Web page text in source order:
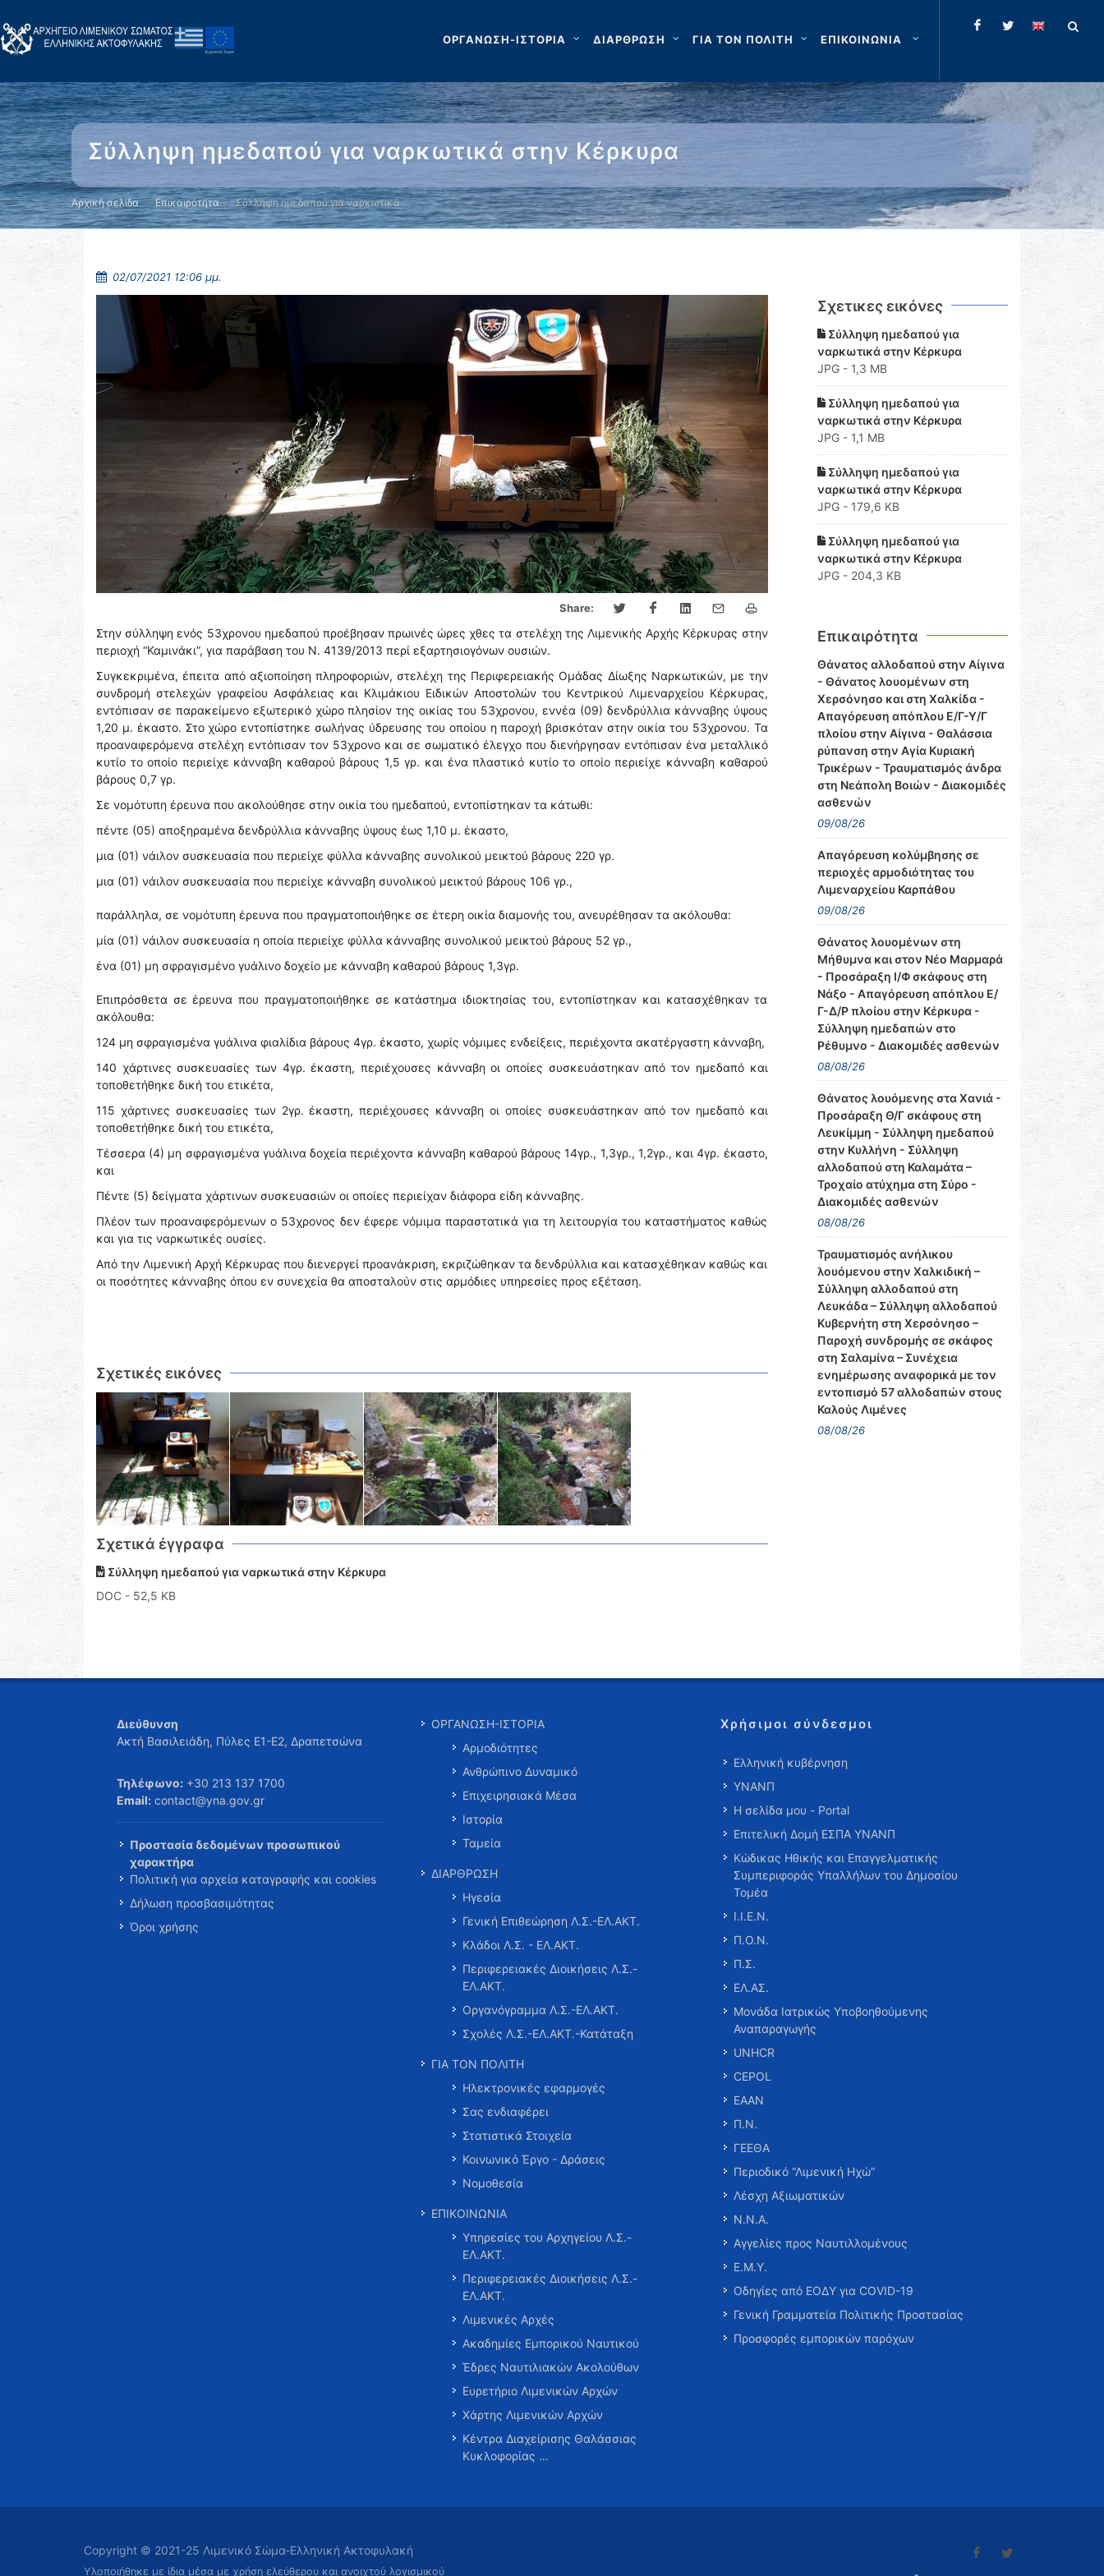
ΟΡΓΑΝΩΣΗ-ΙΣΤΟΡΙΑ ΔΙΑΡΘΡΩΣΗ ΓΙΑ ΤΟΝ ΠΟΛΙΤΗ ΕΠΙΚΟΙΝΩΝΙΑ
Σύλληψη ημεδαπού για ναρκωτικά στην Κέρκυρα
Αρχική σελίδα Επικαιρότητα Σύλληψη ημεδαπού για ναρκωτικά …
02/07/2021 12:06 μμ.
Share:
Στην σύλληψη ενός 53χρονου ημεδαπού προέβησαν πρωινές ώρες χθες τα στελέχη της Λιμενικής Αρχής Κέρκυρας στην
περιοχή “Καμινάκι”, για παράβαση του Ν. 4139/2013 περί εξαρτησιογόνων ουσιών.
Συγκεκριμένα, έπειτα από αξιοποίηση πληροφοριών, στελέχη της Περιφερειακής Ομάδας Δίωξης Ναρκωτικών, με την
συνδρομή στελεχών γραφείου Ασφάλειας και Κλιμάκιου Ειδικών Αποστολών του Κεντρικού Λιμεναρχείου Κέρκυρας,
εντόπισαν σε παρακείμενο εξωτερικό χώρο πλησίον της οικίας του 53χρονου, εννέα (09) δενδρύλλια κάνναβης ύψους
1,20 μ. έκαστο. Στο χώρο εντοπίστηκε σωλήνας ύδρευσης του οποίου η παροχή βρισκόταν στην οικία του 53χρονου. Τα
προαναφερόμενα στελέχη εντόπισαν τον 53χρονο και σε σωματικό έλεγχο που διενήργησαν εντόπισαν ένα μεταλλικό
κυτίο το οποίο περιείχε κάνναβη καθαρού βάρους 1,5 γρ. και ένα πλαστικό κυτίο το οποίο περιείχε κάνναβη καθαρού
βάρους 0,7 γρ.
Σε νομότυπη έρευνα που ακολούθησε στην οικία του ημεδαπού, εντοπίστηκαν τα κάτωθι:
πέντε (05) αποξηραμένα δενδρύλλια κάνναβης ύψους έως 1,10 μ. έκαστο,
μια (01) νάιλον συσκευασία που περιείχε φύλλα κάνναβης συνολικού μεικτού βάρους 220 γρ.
μια (01) νάιλον συσκευασία που περιείχε κάνναβη συνολικού μεικτού βάρους 106 γρ.,
παράλληλα, σε νομότυπη έρευνα που πραγματοποιήθηκε σε έτερη οικία διαμονής του, ανευρέθησαν τα ακόλουθα:
μία (01) νάιλον συσκευασία η οποία περιείχε φύλλα κάνναβης συνολικού μεικτού βάρους 52 γρ.,
ένα (01) μη σφραγισμένο γυάλινο δοχείο με κάνναβη καθαρού βάρους 1,3γρ.
Επιπρόσθετα σε έρευνα που πραγματοποιήθηκε σε κατάστημα ιδιοκτησίας του, εντοπίστηκαν και κατασχέθηκαν τα
ακόλουθα:
124 μη σφραγισμένα γυάλινα φιαλίδια βάρους 4γρ. έκαστο, χωρίς νόμιμες ενδείξεις, περιέχοντα ακατέργαστη κάνναβη,
140 χάρτινες συσκευασίες των 4γρ. έκαστη, περιέχουσες κάνναβη οι οποίες συσκευάστηκαν από τον ημεδαπό και
τοποθετήθηκε δική του ετικέτα,
115 χάρτινες συσκευασίες των 2γρ. έκαστη, περιέχουσες κάνναβη οι οποίες συσκευάστηκαν από τον ημεδαπό και
τοποθετήθηκε δική του ετικέτα,
Τέσσερα (4) μη σφραγισμένα γυάλινα δοχεία περιέχοντα κάνναβη καθαρού βάρους 14γρ., 1,3γρ., 1,2γρ., και 4γρ. έκαστο,
και
Πέντε (5) δείγματα χάρτινων συσκευασιών οι οποίες περιείχαν διάφορα είδη κάνναβης.
Πλέον των προαναφερόμενων ο 53χρονος δεν έφερε νόμιμα παραστατικά για τη λειτουργία του καταστήματος καθώς
και για τις ναρκωτικές ουσίες.
Από την Λιμενική Αρχή Κέρκυρας που διενεργεί προανάκριση, εκριζώθηκαν τα δενδρύλλια και κατασχέθηκαν καθώς και
οι ποσότητες κάνναβης όπου εν συνεχεία θα αποσταλούν στις αρμόδιες υπηρεσίες προς εξέταση.
Σχετικές εικόνες
Σχετικά έγγραφα
Σύλληψη ημεδαπού για ναρκωτικά στην Κέρκυρα
DOC - 52,5 KB
Σχετικες εικόνες
Σύλληψη ημεδαπού για
ναρκωτικά στην Κέρκυρα
JPG - 1,3 MB
Σύλληψη ημεδαπού για
ναρκωτικά στην Κέρκυρα
JPG - 1,1 MB
Σύλληψη ημεδαπού για
ναρκωτικά στην Κέρκυρα
JPG - 179,6 KB
Σύλληψη ημεδαπού για
ναρκωτικά στην Κέρκυρα
JPG - 204,3 KB
Επικαιρότητα
Θάνατος αλλοδαπού στην Αίγινα
- Θάνατος λουομένων στη
Χερσόνησο και στη Χαλκίδα -
Απαγόρευση απόπλου Ε/Γ-Υ/Γ
πλοίου στην Αίγινα - Θαλάσσια
ρύπανση στην Αγία Κυριακή
Τρικέρων - Τραυματισμός άνδρα
στη Νεάπολη Βοιών - Διακομιδές
ασθενών
09/08/26
Απαγόρευση κολύμβησης σε
περιοχές αρμοδιότητας του
Λιμεναρχείου Καρπάθου
09/08/26
Θάνατος λουομένων στη
Μήθυμνα και στον Νέο Μαρμαρά
- Προσάραξη Ι/Φ σκάφους στη
Νάξο - Απαγόρευση απόπλου Ε/
Γ-Δ/Ρ πλοίου στην Κέρκυρα -
Σύλληψη ημεδαπών στο
Ρέθυμνο - Διακομιδές ασθενών
08/08/26
Θάνατος λουόμενης στα Χανιά -
Προσάραξη Θ/Γ σκάφους στη
Λευκίμμη - Σύλληψη ημεδαπού
στην Κυλλήνη - Σύλληψη
αλλοδαπού στη Καλαμάτα –
Τροχαίο ατύχημα στη Σύρο -
Διακομιδές ασθενών
08/08/26
Τραυματισμός ανήλικου
λουόμενου στην Χαλκιδική –
Σύλληψη αλλοδαπού στη
Λευκάδα – Σύλληψη αλλοδαπού
Κυβερνήτη στη Χερσόνησο –
Παροχή συνδρομής σε σκάφος
στη Σαλαμίνα – Συνέχεια
ενημέρωσης αναφορικά με τον
εντοπισμό 57 αλλοδαπών στους
Καλούς Λιμένες
08/08/26
Διεύθυνση
Ακτή Βασιλειάδη, Πύλες Ε1-Ε2, Δραπετσώνα
Τηλέφωνο: +30 213 137 1700
Email: contact@yna.gov.gr
Προστασία δεδομένων προσωπικού
χαρακτήρα
Πολιτική για αρχεία καταγραφής και cookies
Δήλωση προσβασιμότητας
Όροι χρήσης
ΟΡΓΑΝΩΣΗ-ΙΣΤΟΡΙΑ
Αρμοδιότητες
Ανθρώπινο Δυναμικό
Επιχειρησιακά Μέσα
Ιστορία
Ταμεία
ΔΙΑΡΘΡΩΣΗ
Ηγεσία
Γενική Επιθεώρηση Λ.Σ.-ΕΛ.ΑΚΤ.
Κλάδοι Λ.Σ. - ΕΛ.ΑΚΤ.
Περιφερειακές Διοικήσεις Λ.Σ.-
ΕΛ.ΑΚΤ.
Οργανόγραμμα Λ.Σ.-ΕΛ.ΑΚΤ.
Σχολές Λ.Σ.-ΕΛ.ΑΚΤ.-Κατάταξη
ΓΙΑ ΤΟΝ ΠΟΛΙΤΗ
Ηλεκτρονικές εφαρμογές
Σας ενδιαφέρει
Στατιστικά Στοιχεία
Κοινωνικό Έργο - Δράσεις
Νομοθεσία
ΕΠΙΚΟΙΝΩΝΙΑ
Υπηρεσίες του Αρχηγείου Λ.Σ.-
ΕΛ.ΑΚΤ.
Περιφερειακές Διοικήσεις Λ.Σ.-
ΕΛ.ΑΚΤ.
Λιμενικές Αρχές
Ακαδημίες Εμπορικού Ναυτικού
Έδρες Ναυτιλιακών Ακολούθων
Ευρετήριο Λιμενικών Αρχών
Χάρτης Λιμενικών Αρχών
Κέντρα Διαχείρισης Θαλάσσιας
Κυκλοφορίας …
Χρήσιμοι σύνδεσμοι
Ελληνική κυβέρνηση
ΥΝΑΝΠ
Η σελίδα μου - Portal
Επιτελική Δομή ΕΣΠΑ ΥΝΑΝΠ
Κώδικας Ηθικής και Επαγγελματικής
Συμπεριφοράς Υπαλλήλων του Δημοσίου
Τομέα
Ι.Ι.Ε.Ν.
Π.Ο.Ν.
Π.Σ.
ΕΛ.ΑΣ.
Μονάδα Ιατρικώς Υποβοηθούμενης
Αναπαραγωγής
UNHCR
CEPOL
ΕΑΑΝ
Π.Ν.
ΓΕΕΘΑ
Περιοδικό “Λιμενική Ηχώ”
Λέσχη Αξιωματικών
Ν.Ν.Α.
Αγγελίες προς Ναυτιλλομένους
Ε.Μ.Υ.
Οδηγίες από ΕΟΔΥ για COVID-19
Γενική Γραμματεία Πολιτικής Προστασίας
Προσφορές εμπορικών παρόχων
Copyright © 2021-25 Λιμενικό Σώμα-Ελληνική Ακτοφυλακή
Υλοποιήθηκε με ίδια μέσα με χρήση ελεύθερου και ανοιχτού λογισμικού